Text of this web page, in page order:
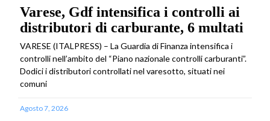
Varese, Gdf intensifica i controlli ai
distributori di carburante, 6 multati
VARESE (ITALPRESS) – La Guardia di Finanza intensifica i
controlli nell’ambito del “Piano nazionale controlli carburanti”.
Dodici i distributori controllati nel varesotto, situati nei
comuni
Agosto 7, 2026